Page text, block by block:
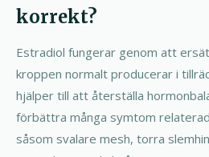
korrekt?
Estradiol fungerar genom att
kroppen normalt producerar i
hjälper till att återställa
förbättra många symtom
såsom svalare mesh, torra